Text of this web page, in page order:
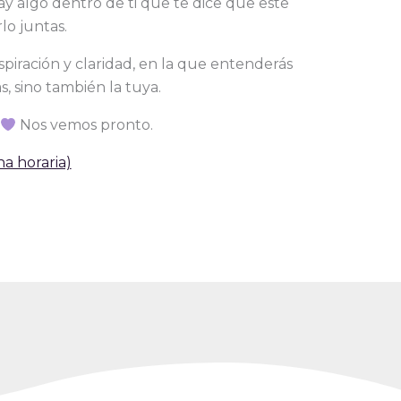
juntas.
y claridad, en la que entenderás
sino también la tuya.
Nos vemos pronto.
horaria)